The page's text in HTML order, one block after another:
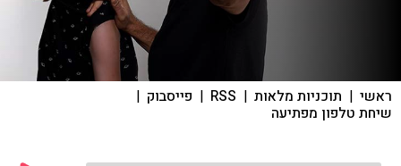
ראשי | תוכניות מלאות |
RSS
| פייסבוק |
שיחת טלפון מפתיעה